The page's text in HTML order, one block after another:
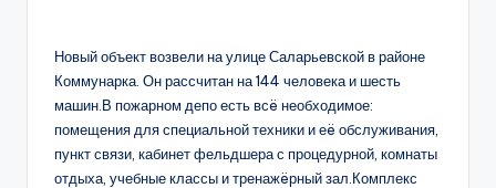
Новый объект возвели на улице Саларьевской в районе
Коммунарка. Он рассчитан на 144 человека и шесть
машин.В пожарном депо есть всë необходимое:
помещения для специальной техники и еë обслуживания,
пункт связи, кабинет фельдшера с процедурной, комнаты
отдыха, учебные классы и тренажëрный зал.Комплекс